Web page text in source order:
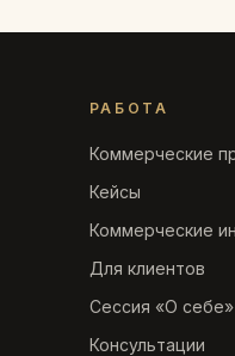
РАБОТА
Коммерческие
Кейсы
Коммерческие
Для клиентов
Сессия «О себе»
Консультации